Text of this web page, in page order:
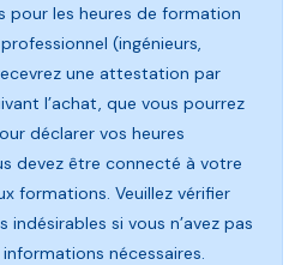
pour les heures de formation
(ingénieurs,
une attestation par
l’achat, que vous pourrez
déclarer vos heures
devez être connecté à votre
formations. Veuillez vérifier
si vous n’avez pas
nécessaires.